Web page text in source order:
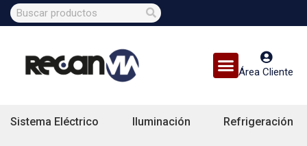
Área Cliente
Sistema Eléctrico Iluminación Refrigeración